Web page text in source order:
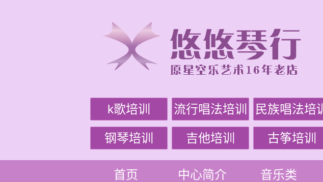
k歌培训 流行唱法培训 民族唱法培训
钢琴培训 吉他培训 古筝培训
首页 中心简介 音乐类